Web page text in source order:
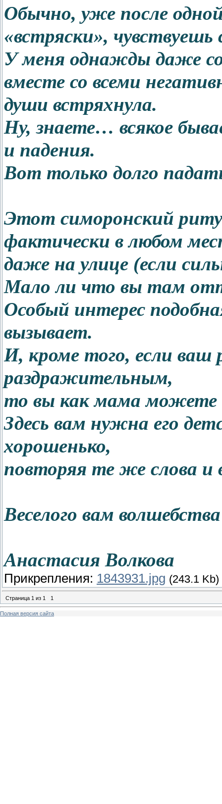
Обычно, уже после
«встряски», чувствуешь
У меня однажды даже
вместе со всеми
души встряхнула.
Ну, знаете… всякое
и падения.
Вот только долго
Этот симоронский
фактически в любом
даже на улице (если
Мало ли что вы там
Особый интерес
вызывает.
И, кроме того, если ваш
раздражительным,
то вы как мама можете
Здесь вам нужна его
хорошенько,
повторяя те же слова и
Веселого вам
Анастасия Волкова
Прикрепления: 1843931.jpg (243.1 Kb)
Страница 1 из 1 1
Полная версия сайта